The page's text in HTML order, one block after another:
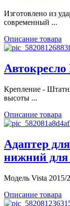
Изготовлено из
современный ...
Описание товара
Крепление -
высоты ...
Описание товара
Адаптер
нижний для
Модель Vista 2015/
Описание товара